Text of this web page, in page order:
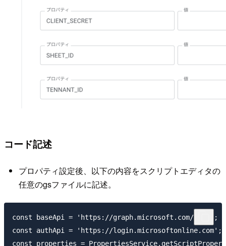
コード記述
プロパティ設定後、以下の内容をスクリプトエディタの
任意のgsファイルに記述。
const baseApi = 'https://graph.microsoft.com/v1.0';
const authApi = 'https://login.microsoftonline.com';
const properties =